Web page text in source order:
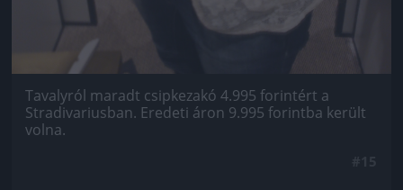
Tavalyról maradt csipkezakó 4.995 forintért a
Stradivariusban. Eredeti áron 9.995 forintba került
volna.